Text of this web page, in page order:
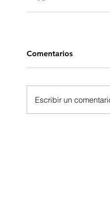
Comentarios
Escribir un